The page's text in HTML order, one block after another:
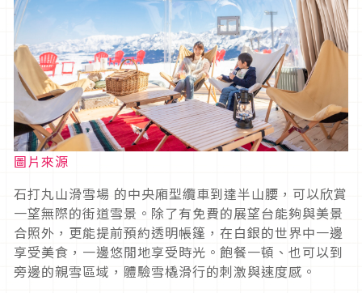
圖片來源
石打丸山滑雪場 的中央廂型纜車到達半山腰，可以欣賞
一望無際的街道雪景。除了有免費的展望台能夠與美景
合照外，更能提前預約透明帳篷，在白銀的世界中一邊
享受美食，一邊悠閒地享受時光。飽餐一頓、也可以到
旁邊的親雪區域，體驗雪橇滑行的刺激與速度感。